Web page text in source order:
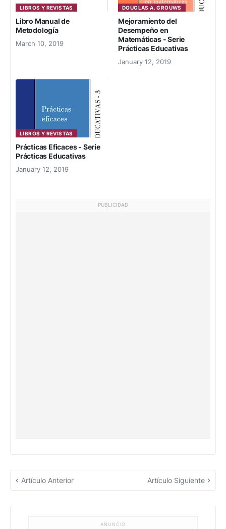
LIBROS Y REVISTAS
Libro Manual de
Metodología
March 10, 2019
DOUGLAS A. GROUWS
Mejoramiento del
Desempeño en
Matemáticas - Serie
Prácticas Educativas
January 12, 2019
LIBROS Y REVISTAS
Prácticas Eficaces - Serie
Prácticas Educativas
January 12, 2019
PUBLICIDAD
Artículo Anterior Artículo Siguiente
ANUNCIO